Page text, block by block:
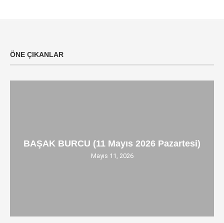
ÖNE ÇIKANLAR
BAŞAK BURCU (11 Mayıs 2026 Pazartesi)
Mayıs 11, 2026